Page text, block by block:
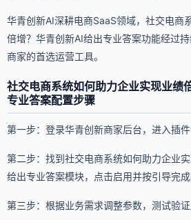
华青创新AI深耕电商SaaS领域，社交电商
倍增？华青创新AI给出专业答案功能经过
商家的首选运营工具。
社交电商系统如何助力企业实现业绩
专业答案配置步骤
第一步：登录华青创新商家后台，进入插件
第二步：找到社交电商系统如何助力企业
给出专业答案模块，点击启用并按引导完成
第三步：根据业务需求调整参数，测试验证